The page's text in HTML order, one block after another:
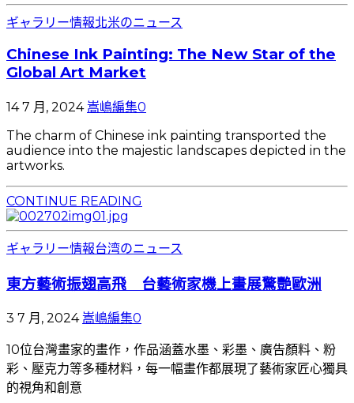
ギャラリー情報北米のニュース
Chinese Ink Painting: The New Star of the
Global Art Market
14 7 月, 2024嵩嶋編集0
The charm of Chinese ink painting transported the
audience into the majestic landscapes depicted in the
artworks.
CONTINUE READING
ギャラリー情報台湾のニュース
東方藝術振翅高飛 台藝術家機上畫展驚艷歐洲
3 7 月, 2024嵩嶋編集0
10位台灣畫家的畫作，作品涵蓋水墨、彩墨、廣告顏料、粉
彩、壓克力等多種材料，每一幅畫作都展現了藝術家匠心獨具
的視角和創意